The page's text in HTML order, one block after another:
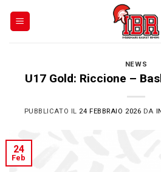
NEWS
U17 Gold: Riccione –
PUBBLICATO IL 24 FEBBRAIO 2026 DA
24
Feb